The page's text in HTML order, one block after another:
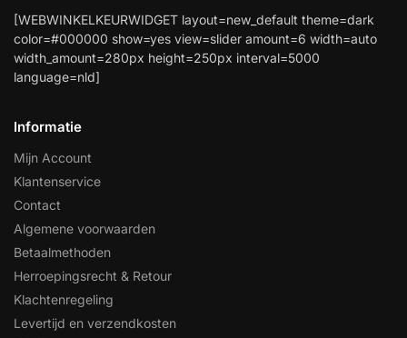
[WEBWINKELKEURWIDGET layout=new_default theme=dark
color=#000000 show=yes view=slider amount=6 width=auto
width_amount=280px height=250px interval=5000
language=nld]
Informatie
Mijn Account
Klantenservice
Contact
Algemene voorwaarden
Betaalmethoden
Herroepingsrecht & Retour
Klachtenregeling
Levertijd en verzendkosten